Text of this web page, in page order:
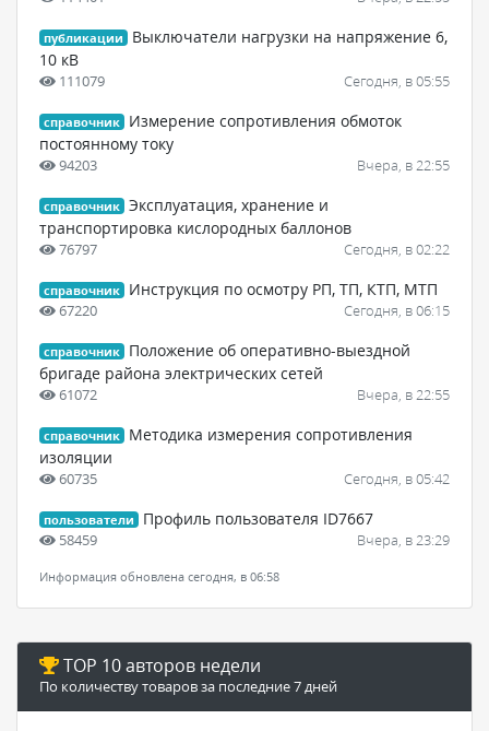
публикации
Выключатели нагрузки на напряжение 6,
10 кВ
111079 Сегодня, в 05:55
справочник
Измерение сопротивления обмоток
постоянному току
94203 Вчера, в 22:55
справочник Эксплуатация, хранение и
транспортировка кислородных баллонов
76797 Сегодня, в 02:22
справочник Инструкция по осмотру РП, ТП, КТП, МТП
67220 Сегодня, в 06:15
справочник
Положение об оперативно-выездной
бригаде района электрических сетей
61072 Вчера, в 22:55
справочник
Методика измерения сопротивления
изоляции
60735 Сегодня, в 05:42
пользователи Профиль пользователя ID7667
58459 Вчера, в 23:29
Информация обновлена сегодня, в 06:58
TOP 10 авторов недели
По количеству товаров за последние 7 дней